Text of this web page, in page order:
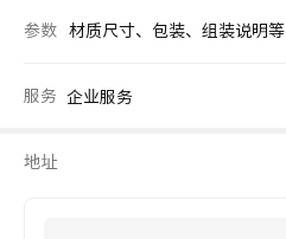
参数 材质尺寸、包装、组装说明等
服务 企业服务
地址